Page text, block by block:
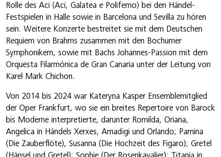
Rolle des Aci (Aci, Galatea e Polifemo) bei den Händel-
Festspielen in Halle sowie in Barcelona und Sevilla zu hören
sein. Weitere Konzerte bestreitet sie mit dem Deutschen
Requiem von Brahms zusammen mit den Bochumer
Symphonikern, sowie mit Bachs Johannes-Passion mit dem
Orquesta Filarmónica de Gran Canaria unter der Leitung von
Karel Mark Chichon.
Von 2014 bis 2024 war Kateryna Kasper Ensemblemitglied
der Oper Frankfurt, wo sie ein breites Repertoire von Barock
bis Moderne interpretierte, darunter Romilda, Oriana,
Angelica in Händels Xerxes, Amadigi und Orlando; Pamina
(Die Zauberflöte), Susanna (Die Hochzeit des Figaro); Gretel